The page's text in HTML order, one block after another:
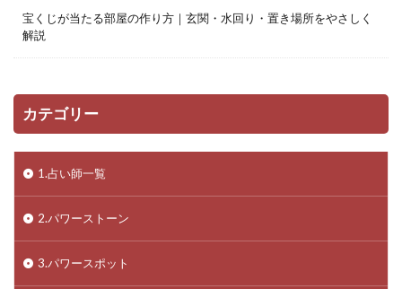
宝くじが当たる部屋の作り方｜玄関・水回り・置き場所をやさしく
解説
カテゴリー
1.占い師一覧
2.パワーストーン
3.パワースポット